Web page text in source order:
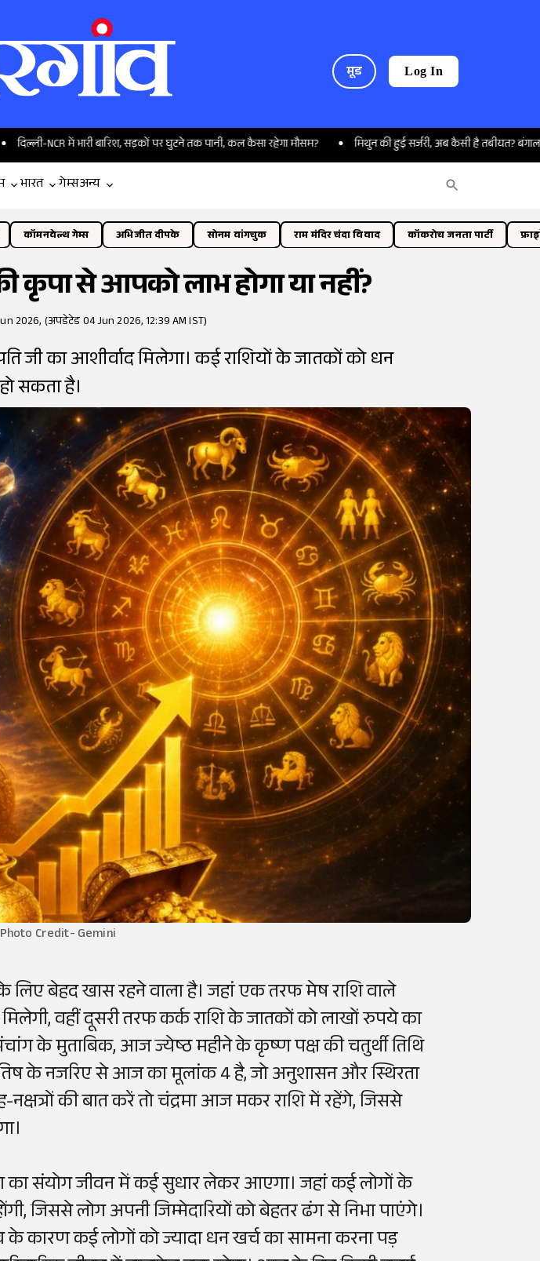
मूड Log In
में भारी बारिश, सड़कों पर घुटने तक पानी, कल कैसा रहेगा मौसम? मिथुन की हुई सर्जरी, अब कैसी है तबीयत? बंगाल सीएम शुभेंदु
भारत गेम्सअन्य
कॉमनवेल्थ गेम्स अभिजीत दीपके सोनम वांगचुक राम मंदिर चंदा विवाद कॉकरोच जनता पार्टी
कृपा से आपको लाभ होगा या नहीं?
2026, (अपडेटेड 04 Jun 2026, 12:39 AM IST)
का आशीर्वाद मिलेगा। कई राशियों के जातकों को धन
सकता है।
Photo Credit- Gemini
लिए बेहद खास रहने वाला है। जहां एक तरफ मेष राशि वाले
वहीं दूसरी तरफ कर्क राशि के जातकों को लाखों रुपये का
के मुताबिक, आज ज्येष्ठ महीने के कृष्ण पक्ष की चतुर्थी तिथि
के नजरिए से आज का मूलांक 4 है, जो अनुशासन और स्थिरता
नक्षत्रों की बात करें तो चंद्रमा आज मकर राशि में रहेंगे, जिससे
संयोग जीवन में कई सुधार लेकर आएगा। जहां कई लोगों के
जिससे लोग अपनी जिम्मेदारियों को बेहतर ढंग से निभा पाएंगे।
के कारण कई लोगों को ज्यादा धन खर्च का सामना करना पड़